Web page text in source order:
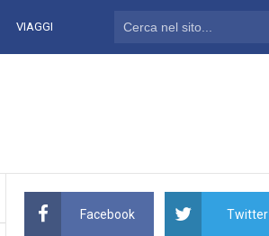
VIAGGI
Facebook Twitter